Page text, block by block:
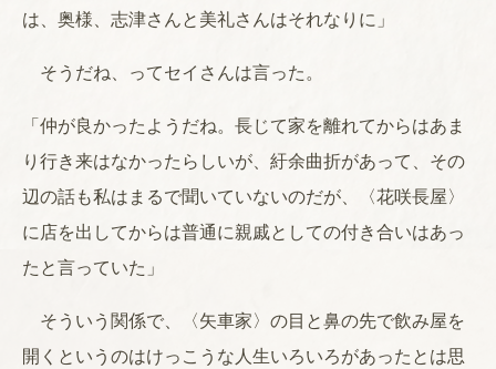
は、奥様、志津さんと美礼さんはそれなりに」
そうだね、ってセイさんは言った。
「仲が良かったようだね。長じて家を離れてからはあま
り行き来はなかったらしいが、紆余曲折があって、その
辺の話も私はまるで聞いていないのだが、〈花咲長屋〉
に店を出してからは普通に親戚としての付き合いはあっ
たと言っていた」
そういう関係で、〈矢車家〉の目と鼻の先で飲み屋を
開くというのはけっこうな人生いろいろがあったとは思